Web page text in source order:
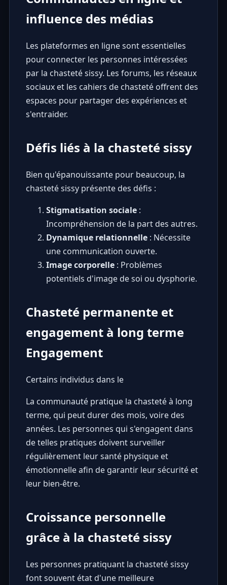
influence des médias
Les plateformes en ligne sont essentielles
pour connecter les personnes intéressées
par la chasteté sissy. Les forums, les réseaux
sociaux et les cahiers de chastetéoffrent des
espaces pour partager des expériences et
s'entraider.
Défis liés à la chasteté sissy
Bien qu'épanouissante pour beaucoup, la
chasteté sissy présente des défis :
Stigmatisation sociale:
Incompréhension de la part des autres.
Dynamique relationnelle: Nécessite
une communication ouverte.
Image corporelle: Problèmes
potentiels d'image de soi ou dysphorie.
Chasteté permanente et
engagement à long terme
Engagement
Certains individus dans le
La communauté pratique la chasteté à long
terme, qui peut durer des mois, voire des
années. Les personnes qui s'engagent dans
de telles pratiques doivent surveiller
régulièrement leur santé physique et
émotionnelle afin de garantir leur sécurité et
leur bien-être.
Croissance personnelle
grâce à la chasteté sissy
Les personnes pratiquant la chasteté sissy
font souvent état d'une meilleure